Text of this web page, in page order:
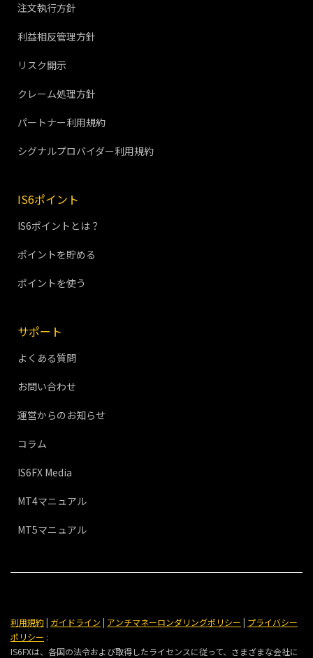
注文執行方針
利益相反管理方針
リスク開示
クレーム処理方針
パートナー利用規約
シグナルプロバイダー利用規約
IS6ポイント
IS6ポイントとは？
ポイントを貯める
ポイントを使う
サポート
よくある質問
お問い合わせ
運営からのお知らせ
コラム
IS6FX Media
MT4マニュアル
MT5マニュアル
利用規約| ガイドライン | アンチマネーロンダリングポリシー | プライバシー
ポリシー :
IS6FXは、各国の法令および取得したライセンスに従って、さまざまな会社に